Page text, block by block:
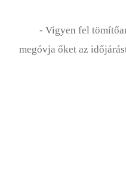
- Vigyen fel
megóvja őket az